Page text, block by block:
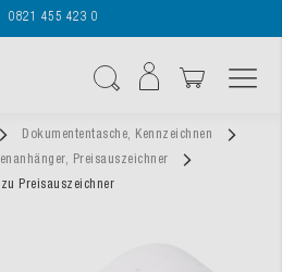
0821 455 423 0
Dokumententasche, Kennzeichnen
Preisauszeichner
Preisauszeichner